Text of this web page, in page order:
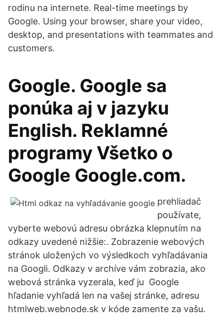
rodinu na internete. Real-time meetings by
Google. Using your browser, share your video,
desktop, and presentations with teammates and
customers.
Google. Google sa
ponúka aj v jazyku
English. Reklamné
programy Všetko o
Google Google.com.
prehliadač
používate,
vyberte webovú adresu obrázka klepnutím na
odkazy uvedené nižšie:. Zobrazenie webových
stránok uložených vo výsledkoch vyhľadávania
na Googli. Odkazy v archíve vám zobrazia, ako
webová stránka vyzerala, keď ju Google
hľadanie vyhľadá len na vašej stránke, adresu
htmlweb.webnode.sk v kóde zamente za vašu.